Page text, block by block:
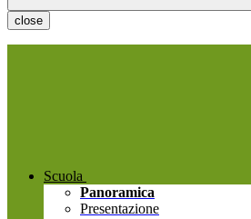
close
Scuola
Panoramica
Presentazione